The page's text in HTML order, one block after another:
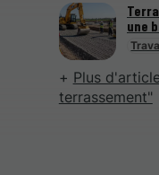
une
Plus
terrassement"